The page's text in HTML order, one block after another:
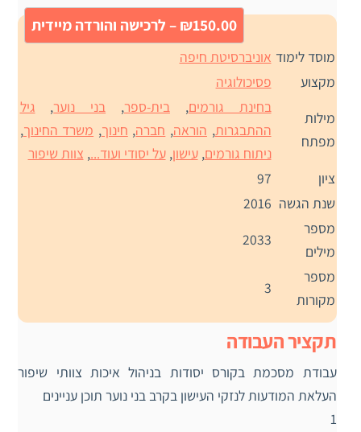
₪150.00 – לרכישה והורדה מיידית
מוסד לימוד אוניברסיטת חיפה
מקצוע
פסיכולוגיה
מילות
מפתח
בחינת גורמים,בית-ספר, בני נוער, גיל
ההתבגרות, הוראה, חברה, חינוך, משרד החינוך,
ניתוח גורמים,עישון,על יסודי ועוד..., צוות שיפור
ציון
97
שנת הגשה 2016
מספר
מילים
2033
מספר
מקורות
3
תקציר העבודה
עבודת מסכמת בקורס יסודות בניהול איכות צוותי שיפור
העלאת המודעות לנזקי העישון בקרב בני נוער תוכן עניינים
1